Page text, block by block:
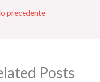
precedente
Posts